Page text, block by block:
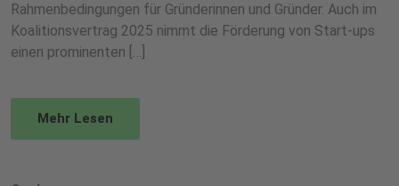
Rahmenbedingungen für Gründerinnen und Gründer. Auch im
Koalitionsvertrag 2025 nimmt die Förderung von Start-ups
einen prominenten […]
Mehr Lesen